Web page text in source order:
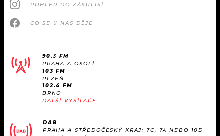
POHLED DO ZÁKULISÍ
CO SE U NÁS DĚJE
90.3 FM
PRAHA A OKOLÍ
103 FM
PLZEŇ
102.4 FM
BRNO
DALŠÍ VYSÍLAČE
DAB
PRAHA A STŘEDOČESKÝ KRAJ: 7C, 7A NEBO 10D